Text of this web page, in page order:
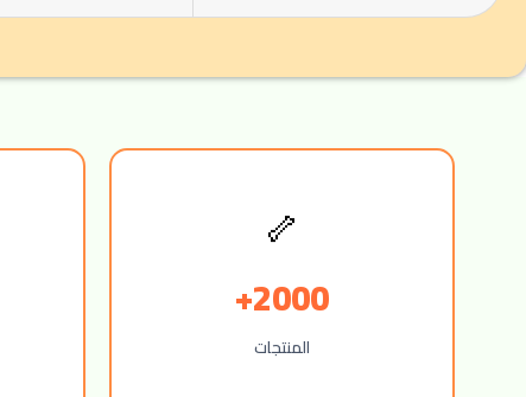
🦴
2000+
المنتجات